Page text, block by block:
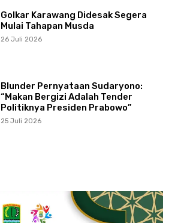
Golkar Karawang Didesak Segera
Mulai Tahapan Musda
26 Juli 2026
Blunder Pernyataan Sudaryono:
“Makan Bergizi Adalah Tender
Politiknya Presiden Prabowo”
25 Juli 2026